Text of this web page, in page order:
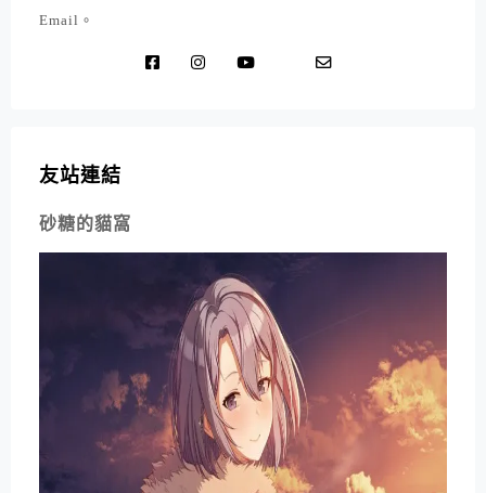
Email。
友站連結
砂糖的貓窩